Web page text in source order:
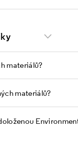
materiálů?
materiálů?